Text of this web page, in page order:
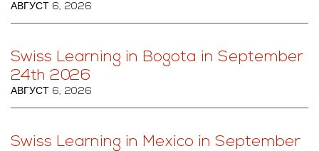
АВГУСТ 6, 2026
Swiss Learning in Bogota in September
24th 2026
АВГУСТ 6, 2026
Swiss Learning in Mexico in September